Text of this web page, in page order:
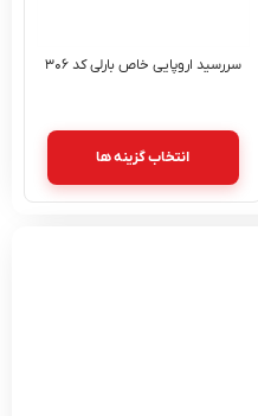
سررسید اروپایی خاص بارلی کد ۳۰۶
انتخاب گزینه ها